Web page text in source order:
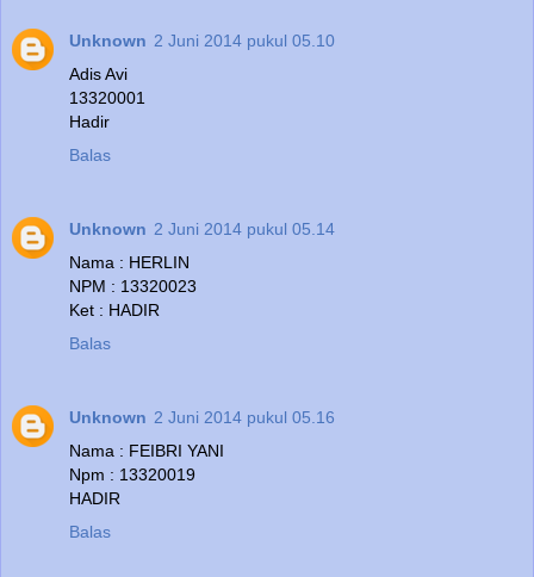
Unknown 2 Juni 2014 pukul 05.10
Adis Avi
13320001
Hadir
Balas
Unknown 2 Juni 2014 pukul 05.14
Nama : HERLIN
NPM : 13320023
Ket : HADIR
Balas
Unknown 2 Juni 2014 pukul 05.16
Nama : FEIBRI YANI
Npm : 13320019
HADIR
Balas